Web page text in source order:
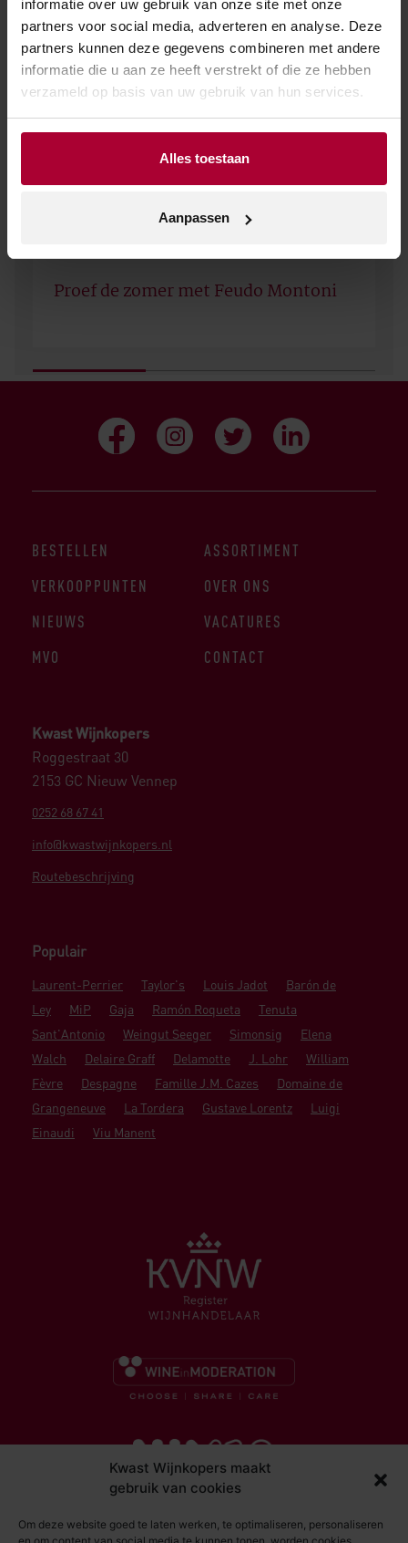
informatie over uw gebruik van onze site met onze
partners voor social media, adverteren en analyse. Deze
partners kunnen deze gegevens combineren met andere
informatie die u aan ze heeft verstrekt of die ze hebben
verzameld op basis van uw gebruik van hun services.
Alles toestaan
Aanpassen
Kwast Wijnkopers maakt
gebruik van cookies
Om deze website goed te laten werken, te optimaliseren, personaliseren
Proef de zomer met Feudo Montoni
Kwast Wijnkopers
Roggestraat 30
2153 GC Nieuw Vennep
0252 68 67 41
info@kwastwijnkopers.nl
Routebeschrijving
Populair
Laurent-Perrier Taylor's Louis Jadot
Barón de
Ley
MiP Gaja Ramón Roqueta
Tenuta
Sant'Antonio
Weingut Seeger Simonsig
Elena
Walch
Delaire Graff Delamotte J. Lohr
William
Fèvre
Despagne Famille J.M. Cazes
Domaine de
Grangeneuve
La Tordera Gustave Lorentz
Luigi
Einaudi
Viu Manent
BESTELLEN
ASSORTIMENT
VERKOOPPUNTEN
OVER ONS
NIEUWS
VACATURES
MVO
CONTACT